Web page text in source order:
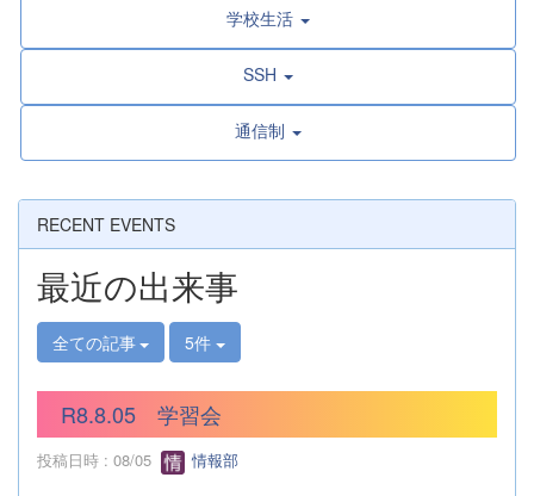
学校生活
SSH
通信制
RECENT EVENTS
最近の出来事
全ての記事 5件
R8.8.05 学習会
投稿日時 : 08/05 情報部